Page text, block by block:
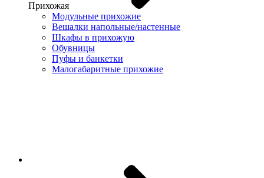
Прихожая
Модульные прихожие
Вешалки напольные/настенные
Шкафы в прихожую
Обувницы
Пуфы и банкетки
Малогабаритные прихожие